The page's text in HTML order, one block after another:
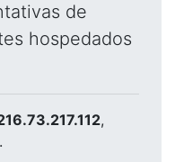
de
hospedados
,